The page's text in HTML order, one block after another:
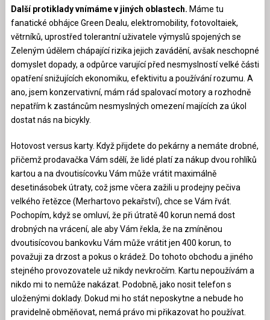
Další protiklady vnímáme v jiných oblastech. Máme tu
fanatické obhájce Green Dealu, elektromobility, fotovoltaiek,
větrníků, uprostřed tolerantní uživatele výmyslů spojených se
Zeleným údělem chápající rizika jejich zavádění, avšak neschopné
domyslet dopady, a odpůrce varující před nesmyslností velké části
opatření snižujících ekonomiku, efektivitu a používání rozumu. A
ano, jsem konzervativní, mám rád spalovací motory a rozhodně
nepatřím k zastáncům nesmyslných omezení majících za úkol
dostat nás na bicykly.
Hotovost versus karty. Když přijdete do pekárny a nemáte drobné,
přičemž prodavačka Vám sdělí, že lidé platí za nákup dvou rohlíků
kartou a na dvoutisícovku Vám může vrátit maximálně
desetinásobek útraty, což jsme včera zažili u prodejny pečiva
velkého řetězce (Merhartovo pekařství), chce se Vám řvát.
Pochopím, když se omluví, že při útratě 40 korun nemá dost
drobných na vrácení, ale aby Vám řekla, že na zmíněnou
dvoutisícovou bankovku Vám může vrátit jen 400 korun, to
považuji za drzost a pokus o krádež. Do tohoto obchodu a jiného
stejného provozovatele už nikdy nevkročím. Kartu nepoužívám a
nikdo mi to nemůže nakázat. Podobně, jako nosit telefon s
uloženými doklady. Dokud mi ho stát neposkytne a nebude ho
pravidelně obměňovat, nemá právo mi přikazovat ho používat.